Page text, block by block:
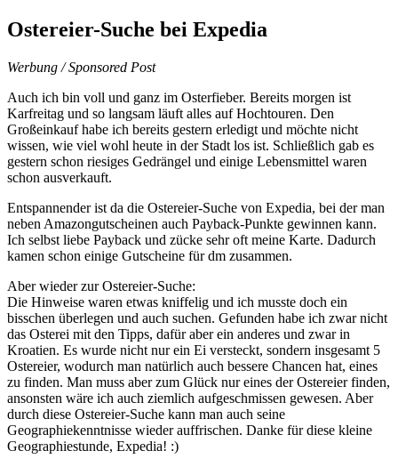
Ostereier-Suche bei Expedia
Werbung / Sponsored Post
Auch ich bin voll und ganz im Osterfieber. Bereits morgen ist
Karfreitag und so langsam läuft alles auf Hochtouren. Den
Großeinkauf habe ich bereits gestern erledigt und möchte nicht
wissen, wie viel wohl heute in der Stadt los ist. Schließlich gab es
gestern schon riesiges Gedrängel und einige Lebensmittel waren
schon ausverkauft.
Entspannender ist da die Ostereier-Suche von Expedia, bei der man
neben Amazongutscheinen auch Payback-Punkte gewinnen kann.
Ich selbst liebe Payback und zücke sehr oft meine Karte. Dadurch
kamen schon einige Gutscheine für dm zusammen.
Aber wieder zur Ostereier-Suche:
Die Hinweise waren etwas kniffelig und ich musste doch ein
bisschen überlegen und auch suchen. Gefunden habe ich zwar nicht
das Osterei mit den Tipps, dafür aber ein anderes und zwar in
Kroatien. Es wurde nicht nur ein Ei versteckt, sondern insgesamt 5
Ostereier, wodurch man natürlich auch bessere Chancen hat, eines
zu finden. Man muss aber zum Glück nur eines der Ostereier finden,
ansonsten wäre ich auch ziemlich aufgeschmissen gewesen. Aber
durch diese Ostereier-Suche kann man auch seine
Geographiekenntnisse wieder auffrischen. Danke für diese kleine
Geographiestunde, Expedia! :)